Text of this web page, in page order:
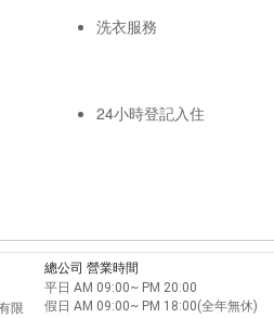
洗衣服務
24小時登記入住